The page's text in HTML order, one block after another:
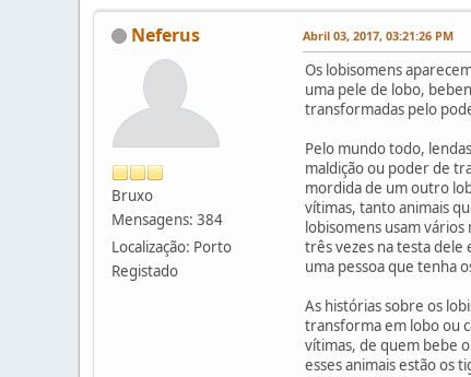
Neferus
Bruxo
Mensagens: 384
Localização: Porto
Registado
Abril 03, 2017, 03:21:26 PM
Os lobisomens
uma pele de lobo,
transformadas pelo
Pelo mundo todo,
maldição ou poder de
mordida de um outro
vítimas, tanto animais
lobisomens usam
três vezes na testa dele
uma pessoa que tenha
As histórias sobre os
transforma em lobo ou
vítimas, de quem bebe
esses animais estão os